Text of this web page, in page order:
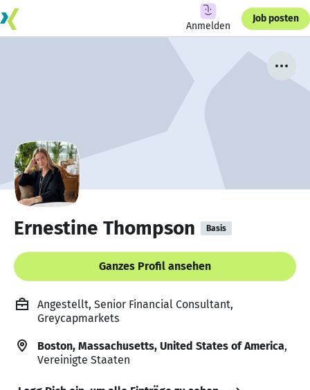
Anmelden
Job posten
Ernestine Thompson Basis
Ganzes Profil ansehen
Angestellt, Senior Financial Consultant,
Greycapmarkets
Boston, Massachusetts, United States of America,
Vereinigte Staaten